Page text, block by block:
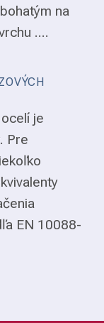
na
....
je
Pre
EN 10088-